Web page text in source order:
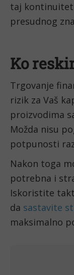
taj kontinuitet
presudnog
Ko
Trgovanje
rizik za Vaš
proizvodima
Možda nisu
potpunosti
Nakon toga
potrebna i
Iskoristite
da sastavite
maksimalno